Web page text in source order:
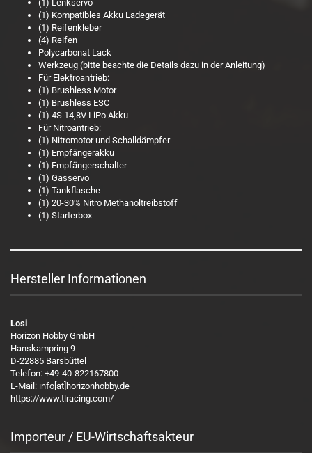
(1) Lenkservo
(1) Kompatibles Akku Ladegerät
(1) Reifenkleber
(4) Reifen
Polycarbonat Lack
Werkzeug (bitte beachte die Details dazu in der Anleitung)
Für Elektroantrieb:
(1) Brushless Motor
(1) Brushless ESC
(1) 4S 14,8V LiPo Akku
Für Nitroantrieb:
(1) Nitromotor und Schalldämpfer
(1) Empfängerakku
(1) Empfängerschalter
(1) Gasservo
(1) Tankflasche
(1) 20-30% Nitro Methanoltreibstoff
(1) Starterbox
Hersteller Informationen
Losi
Horizon Hobby GmbH
Hanskampring 9
D-22885 Barsbüttel
Telefon: +49-40-822167800
E-Mail: info[at]horizonhobby.de
https://www.tlracing.com/
Importeur / EU-Wirtschaftsakteur